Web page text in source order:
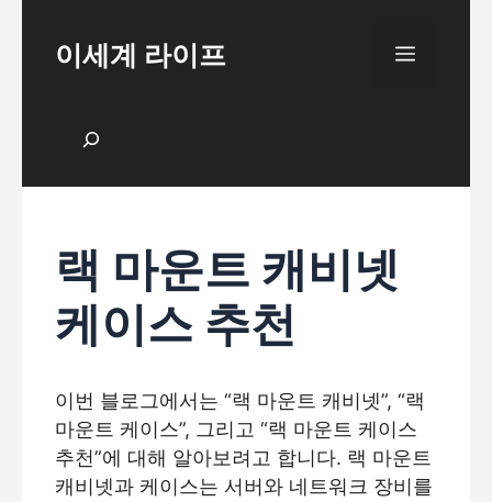
content이세계 라이프 Menu
랙 마운트 캐비넷
케이스 추천
이번 블로그에서는 “랙 마운트 캐비넷”, “랙
마운트 케이스”, 그리고 “랙 마운트 케이스
추천”에 대해 알아보려고 합니다. 랙 마운트
캐비넷과 케이스는 서버와 네트워크 장비를